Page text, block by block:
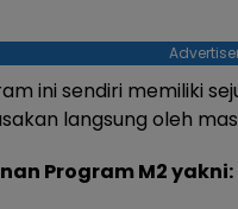
ini sendiri memiliki
langsung oleh
Program M2 yakni: